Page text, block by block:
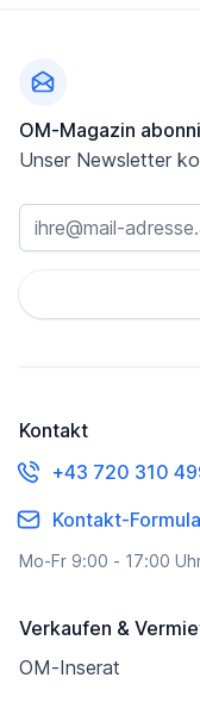
OM-Magazin
Unser Newsletter
Kontakt
+43 720 310
Kontakt-
Mo-Fr 9:00 - 17:00
Verkaufen &
OM-Inserat